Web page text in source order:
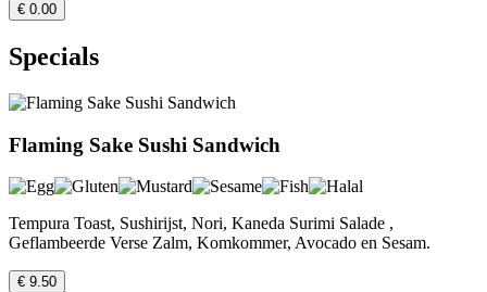
€ 0.00
Specials
Flaming Sake Sushi Sandwich
Tempura Toast, Sushirijst, Nori, Kaneda Surimi Salade ,
Geflambeerde Verse Zalm, Komkommer, Avocado en Sesam.
€ 9.50